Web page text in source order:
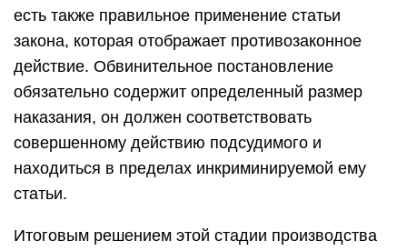
есть также правильное применение статьи
закона, которая отображает противозаконное
действие. Обвинительное постановление
обязательно содержит определенный размер
наказания, он должен соответствовать
совершенному действию подсудимого и
находиться в пределах инкриминируемой ему
статьи.
Итоговым решением этой стадии производства